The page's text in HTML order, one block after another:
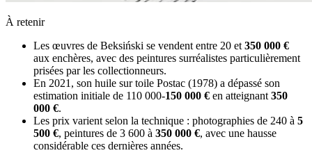
À retenir
Les œuvres de Beksiński se vendent entre 20 et 350 000 €
aux enchères, avec des peintures surréalistes particulièrement
prisées par les collectionneurs.
En 2021, son huile sur toile Postac (1978) a dépassé son
estimation initiale de 110 000-150 000 € en atteignant 350
000 €.
Les prix varient selon la technique : photographies de 240 à 5
500 €, peintures de 3 600 à 350 000 €, avec une hausse
considérable ces dernières années.